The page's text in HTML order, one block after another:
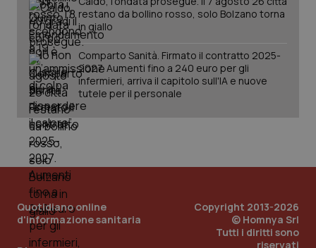
restano da bollino rosso, solo Bolzano torna
in giallo
Comparto Sanità. Firmato il contratto 2025-
2027. Aumenti fino a 240 euro per gli
infermieri, arriva il capitolo sull'IA e nuove
tutele per il personale
Quotidiano online
d'informazione sanitaria
Copyright 2013-2026
© Homnya Srl
Tutti i diritti sono
riservati
PHPSESSID
PHP.net